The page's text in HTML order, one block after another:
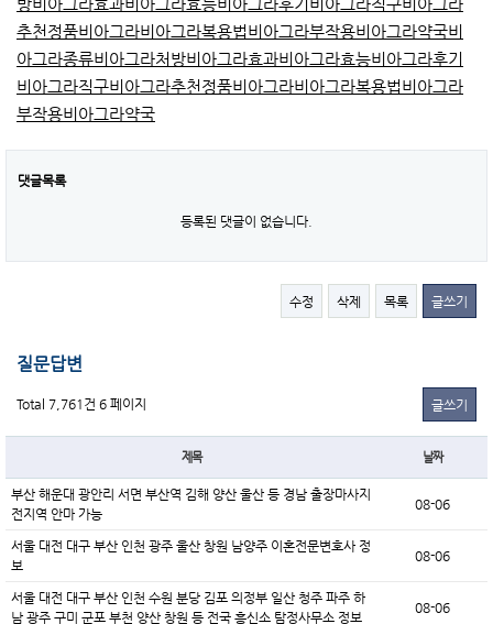
방비아그라효과비아그라효능비아그라후기 비아그라직구비아그라
추천 정품비아그라비아그라복용법비아그라부작용비아그라약국비
아그라종류비아그라처방비아그라효과비아그라효능비아그라후기
비아그라직구비아그라추천 정품비아그라비아그라복용법비아그라
부작용비아그라약국
댓글목록
등록된 댓글이 없습니다.
수정 삭제 목록 글쓰기
질문답변
Total 7,761건 6 페이지 글쓰기
제목 날짜
부산 해운대 광안리 서면 부산역 김해 양산 울산 등 경남 출장마사지
전지역 안마 가능
08-06
서울 대전 대구 부산 인천 광주 울산 창원 남양주 이혼전문변호사 정
보
08-06
서울 대전 대구 부산 인천 수원 분당 김포 의정부 일산 청주 파주 하
남 광주 구미 군포 부천 양산 창원 등 전국 흥신소 탐정사무소 정보
08-06